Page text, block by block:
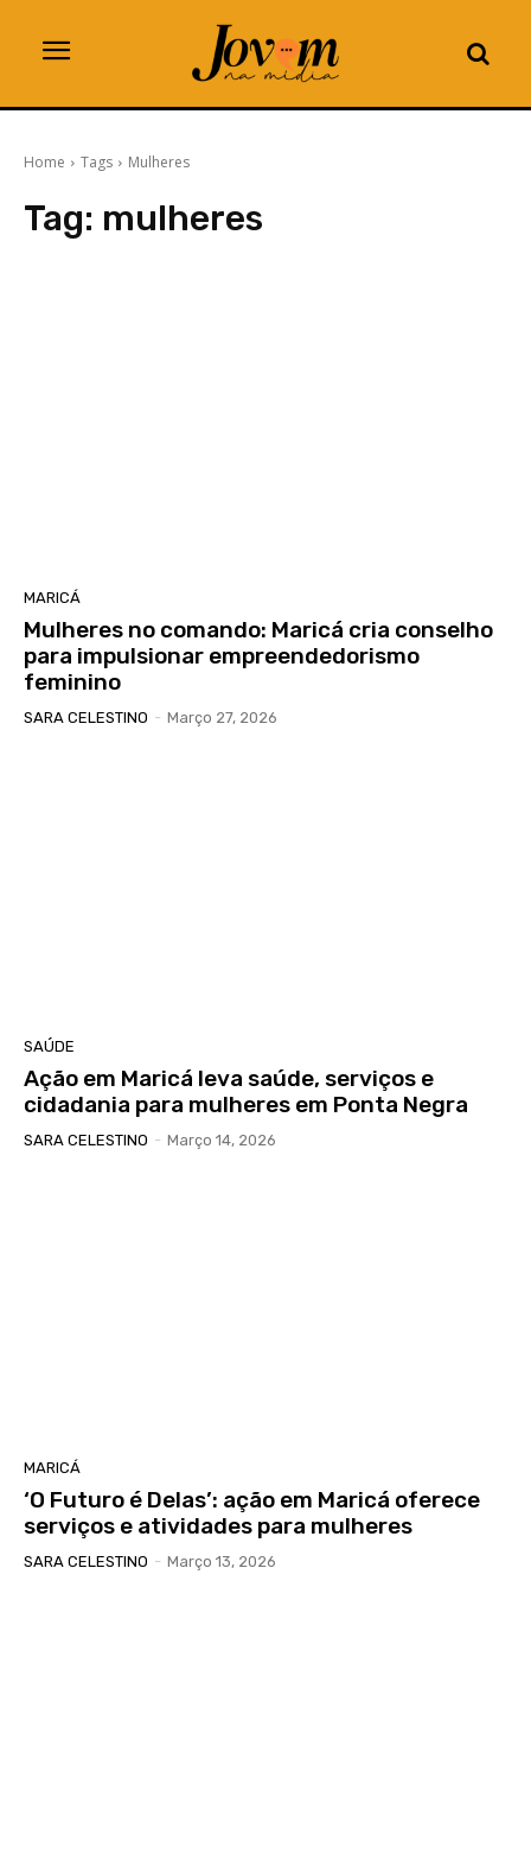
Home Tags Mulheres
Tag: mulheres
MARICÁ
Mulheres no comando: Maricá cria conselho
para impulsionar empreendedorismo
feminino
SARA CELESTINO - Março 27, 2026
SAÚDE
Ação em Maricá leva saúde, serviços e
cidadania para mulheres em Ponta Negra
SARA CELESTINO - Março 14, 2026
MARICÁ
‘O Futuro é Delas’: ação em Maricá oferece
serviços e atividades para mulheres
SARA CELESTINO - Março 13, 2026